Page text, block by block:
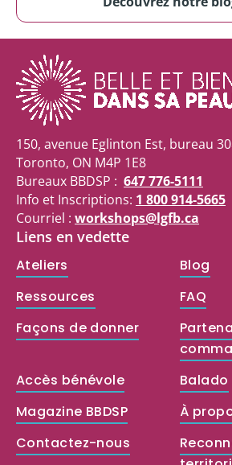
150, avenue Eglinton Est, bureau
Toronto, ON M4P 1E8
Bureaux BBDSP : 647 776-5111
Info et Inscriptions: 1 800 914-5665
Courriel : workshops@lgfb.ca
Liens en vedette
Ateliers
Blog
Ressources
FAQ
Façons de donner
Accès bénévole
Balado
Magazine BBDSP
À
Contactez-nous